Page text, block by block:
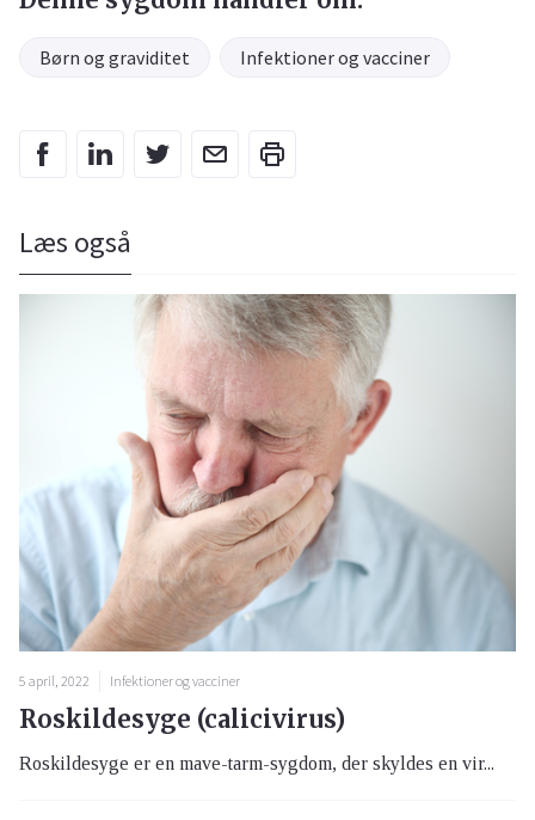
Børn og graviditet Infektioner og vacciner
Læs også
5 april, 2022 Infektioner og vacciner
Roskildesyge (calicivirus)
Roskildesyge er en mave-tarm-sygdom, der skyldes en vir...